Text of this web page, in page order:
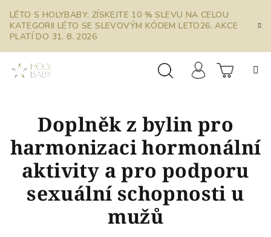
obsah
LÉTO S HOLYBABY: ZÍSKEJTE 10 % SLEVU NA CELOU
KATEGORII LÉTO SE SLEVOVÝM KÓDEM LETO26. AKCE
PLATÍ DO 31. 8. 2026
košík
Doplněk z bylin pro
harmonizaci hormonální
aktivity a pro podporu
sexuální schopnosti u
mužů